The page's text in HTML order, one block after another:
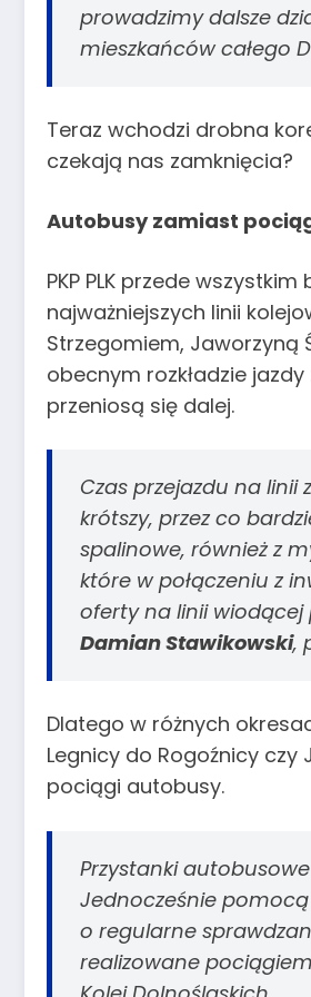
prowadzimy dalsze
mieszkańców całego
Teraz wchodzi drobna
czekają nas zamknięcia?
Autobusy zamiast
PKP PLK przede
najważniejszych linii
Strzegomiem, Jaworzyną
obecnym rozkładzie
przeniosą się dalej.
Czas przejazdu na linii
krótszy, przez co
spalinowe, również z
które w połączeniu z
oferty na linii wiodącej
Damian Stawikowski,
Dlatego w różnych
Legnicy do Rogoźnicy
pociągi autobusy.
Przystanki
Jednocześnie pomocą
o regularne
realizowane